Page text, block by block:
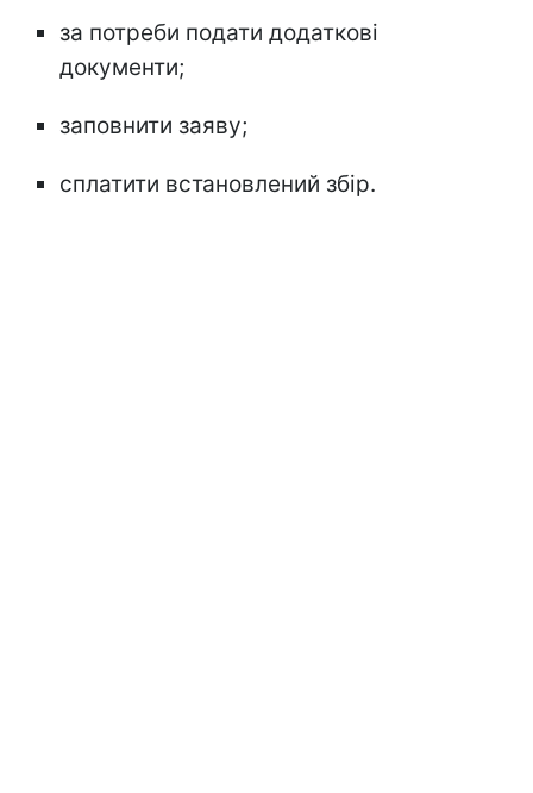
за потреби подати додаткові
документи;
заповнити заяву;
сплатити встановлений збір.